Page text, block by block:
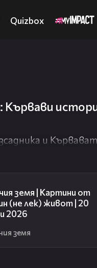
Quizbox
Кървави
и
земя | Картини от
(не лек) живот | 20
2026
земя